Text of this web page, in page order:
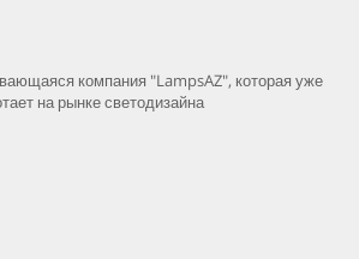
компания "LampsAZ", которая уже
на рынке светодизайна